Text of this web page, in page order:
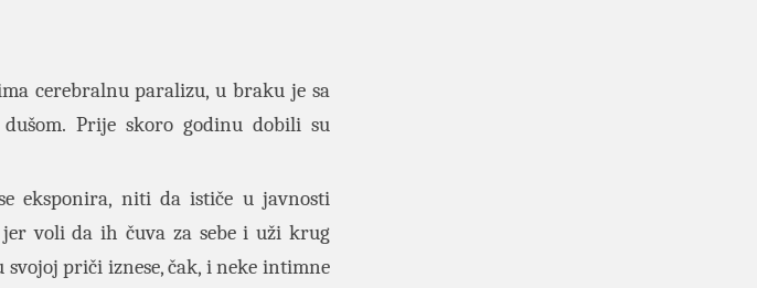
cerebralnu paralizu, u braku je sa
Prije skoro godinu dobili su
eksponira, niti da ističe u javnosti
jer voli da ih čuva za sebe i uži krug
priči iznese, čak, i neke intimne